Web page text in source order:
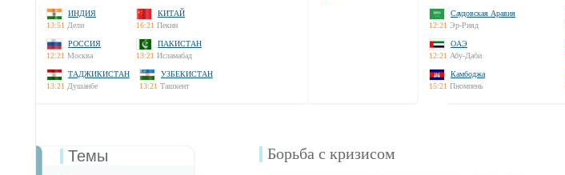
ИНДИЯ
13:51 Дели
КИТАЙ
16:21 Пекин
РОССИЯ
12:21 Москва
ПАКИСТАН
13:21 Исламабад
ТАДЖИКИСТАН
13:21 Душанбе
УЗБЕКИСТАН
13:21 Ташкент
Саудовская Аравия
12:21 Эр-Рияд
ОАЭ
12:21 Абу-Даби
Камбоджа
15:21 Пномпень
Темы Борьба с кризисом